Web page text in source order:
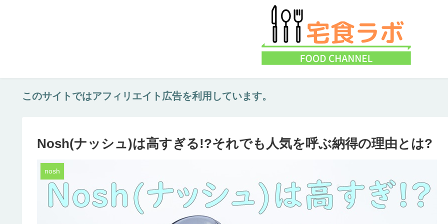
このサイトではアフィリエイト広告を利用しています。
Nosh(ナッシュ)は高すぎる!?それでも人気を呼ぶ納得の理由とは?
nosh